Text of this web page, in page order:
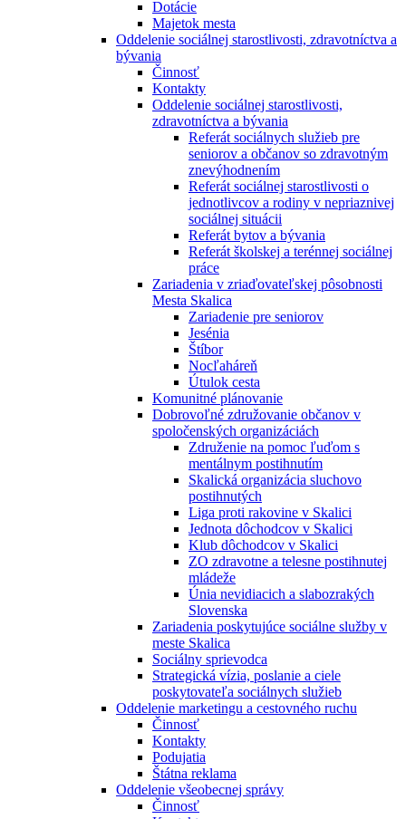
Dotácie
Majetok mesta
Oddelenie sociálnej starostlivosti, zdravotníctva a
bývania
Činnosť
Kontakty
Oddelenie sociálnej starostlivosti,
zdravotníctva a bývania
Referát sociálnych služieb pre
seniorov a občanov so zdravotným
znevýhodnením
Referát sociálnej starostlivosti o
jednotlivcov a rodiny v nepriaznivej
sociálnej situácii
Referát bytov a bývania
Referát školskej a terénnej sociálnej
práce
Zariadenia v zriaďovateľskej pôsobnosti
Mesta Skalica
Zariadenie pre seniorov
Jesénia
Štíbor
Nocľaháreň
Útulok cesta
Komunitné plánovanie
Dobrovoľné združovanie občanov v
spoločenských organizáciách
Združenie na pomoc ľuďom s
mentálnym postihnutím
Skalická organizácia sluchovo
postihnutých
Liga proti rakovine v Skalici
Jednota dôchodcov v Skalici
Klub dôchodcov v Skalici
ZO zdravotne a telesne postihnutej
mládeže
Únia nevidiacich a slabozrakých
Slovenska
Zariadenia poskytujúce sociálne služby v
meste Skalica
Sociálny sprievodca
Strategická vízia, poslanie a ciele
poskytovateľa sociálnych služieb
Oddelenie marketingu a cestovného ruchu
Činnosť
Kontakty
Podujatia
Štátna reklama
Oddelenie všeobecnej správy
Činnosť